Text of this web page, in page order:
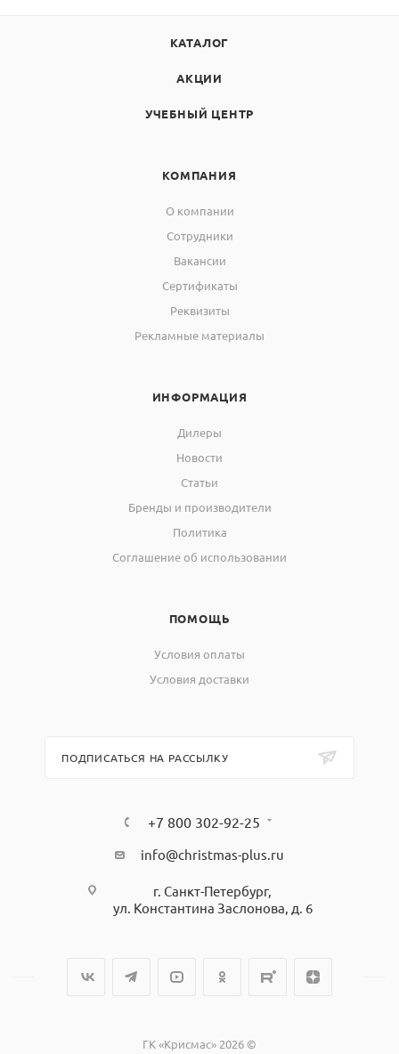
КАТАЛОГ
АКЦИИ
УЧЕБНЫЙ ЦЕНТР
КОМПАНИЯ
О компании
Сотрудники
Вакансии
Сертификаты
Реквизиты
Рекламные материалы
ИНФОРМАЦИЯ
Дилеры
Новости
Статьи
Бренды и производители
Политика
Соглашение об использовании
ПОМОЩЬ
Условия оплаты
Условия доставки
ПОДПИСАТЬСЯ НА РАССЫЛКУ
+7 800 302-92-25
info@christmas-plus.ru
г. Санкт-Петербург,
ул. Константина Заслонова, д. 6
ГК «Крисмас» 2026 ©